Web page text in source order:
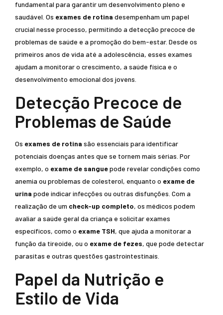
fundamental para garantir um desenvolvimento pleno e
saudável. Os exames de rotina desempenham um papel
crucial nesse processo, permitindo a detecção precoce de
problemas de saúde e a promoção do bem-estar. Desde os
primeiros anos de vida até a adolescência, esses exames
ajudam a monitorar o crescimento, a saúde física e o
desenvolvimento emocional dos jovens.
Detecção Precoce de
Problemas de Saúde
Os exames de rotina são essenciais para identificar
potenciais doenças antes que se tornem mais sérias. Por
exemplo, o exame de sanguepode revelar condições como
anemia ou problemas de colesterol, enquanto o exame de
urina pode indicar infecções ou outras disfunções. Com a
realização de um check-up completo, os médicos podem
avaliar a saúde geral da criança e solicitar exames
específicos, como o exame TSH, que ajuda a monitorar a
função da tireoide, ou o exame de fezes, que pode detectar
parasitas e outras questões gastrointestinais.
Papel da Nutrição e
Estilo de Vida